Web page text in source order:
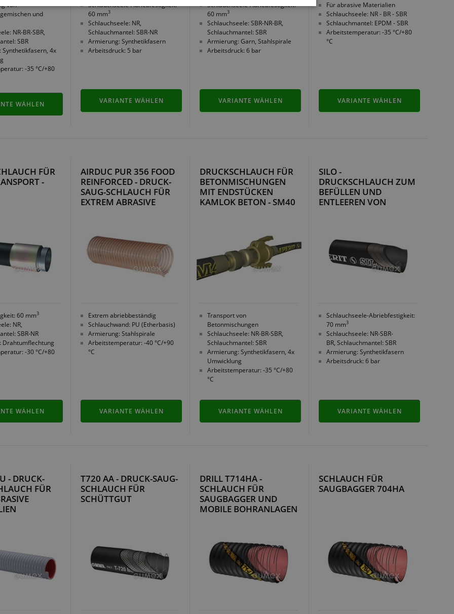
von
und
NR-BR-SBR,
SBR
4x
-35 °C/+80
WÄHLEN
Schlauchseele-Abriebfestigkeit:
60 mm3
Schlauchseele: NR,
Schlauchmantel: SBR-NR
Armierung: Synthetikfasern
Arbeitsdruck: 5 bar
VARIANTE WÄHLEN
Schlauchseele-Abriebfestigkeit:
60 mm3
Schlauchseele: SBR-NR-BR,
Schlauchmantel: SBR
Armierung: Garn, Stahlspirale
Arbeitsdruck: 6 bar
VARIANTE WÄHLEN
Für abrasive Materialien
Schlauchseele: NR - BR - SBR
Schlauchmantel: EPDM - SBR
Arbeitstemperatur: -35 °C/+80
°C
VARIANTE WÄHLEN
FÜR
-
60 mm3
NR,
SBR-NR
Drahtumflechtung
-30 °C/+80
WÄHLEN
AIRDUC PUR 356 FOOD
REINFORCED - DRUCK-
SAUG-SCHLAUCH FÜR
EXTREM ABRASIVE
Extrem abriebbeständig
Schlauchwand: PU (Etherbasis)
Armierung: Stahlspirale
Arbeitstemperatur: -40 °C/+90
°C
VARIANTE WÄHLEN
DRUCKSCHLAUCH FÜR
BETONMISCHUNGEN
MIT ENDSTÜCKEN
KAMLOK BETON - SM40
Transport von
Betonmischungen
Schlauchseele: NR-BR-SBR,
Schlauchmantel: SBR
Armierung: Synthetikfasern, 4x
Umwicklung
Arbeitstemperatur: -35 °C/+80
°C
VARIANTE WÄHLEN
SILO -
DRUCKSCHLAUCH ZUM
BEFÜLLEN UND
ENTLEEREN VON
Schlauchseele-Abriebfestigkeit:
70 mm3
Schlauchseele: NR-SBR-
BR, Schlauchmantel: SBR
Armierung: Synthetikfasern
Arbeitsdruck: 6 bar
VARIANTE WÄHLEN
- DRUCK-
FÜR
T720 AA - DRUCK-SAUG-
SCHLAUCH FÜR
SCHÜTTGUT
DRILL T714HA -
SCHLAUCH FÜR
SAUGBAGGER UND
MOBILE BOHRANLAGEN
SCHLAUCH FÜR
SAUGBAGGER 704HA